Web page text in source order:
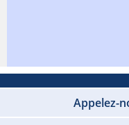
Appelez-